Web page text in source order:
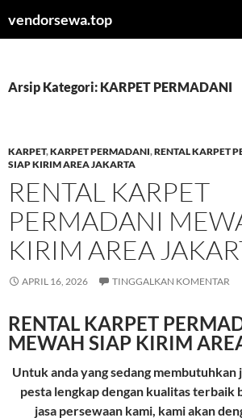
kevendorsewa.top
Arsip Kategori: KARPET PERMADANI
KARPET,KARPET PERMADANI,RENTAL KARPET
SIAP KIRIM AREA JAKARTA
RENTAL KARPET
PERMADANI
KIRIM AREA
APRIL 16, 2026 TINGGALKAN KOMENTAR
RENTAL KARPET
MEWAH SIAP KIRIM
Untuk anda yang sedang membutuhkan
pesta lengkap dengan kualitas terbaik
jasa persewaan kami, kami akan